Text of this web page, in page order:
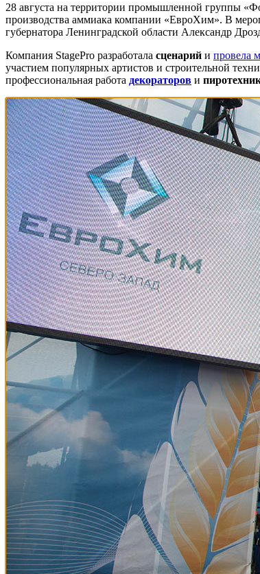
28 августа на территории промышленной группы
производства аммиака компании «ЕвроХим». В
губернатора Ленинградской области Александр
Компания StagePro разработала сценарий и провела
участием популярных артистов и строительной
профессиональная работа декораторов и